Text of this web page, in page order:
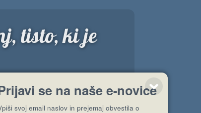
tisto, ki je
se na naše e-novice
svoj email naslov in prejemaj obvestila o